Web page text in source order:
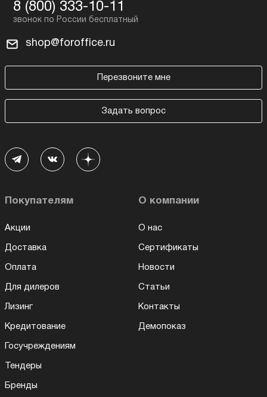
8 (800) 333-10-11
shop@foroffice.ru
Перезвоните мне
Задать вопрос
Покупателям
Акции
Доставка
Оплата
Для дилеров
Лизинг
Кредитование
Госучреждениям
Тендеры
Бренды
О компании
О нас
Сертификаты
Новости
Статьи
Контакты
Демопоказ